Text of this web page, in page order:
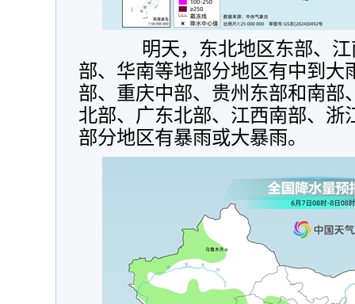
明天，东北地区东部、江
部、华南等地部分地区有中到大
部、重庆中部、贵州东部和南部
北部、广东北部、江西南部、浙
部分地区有暴雨或大暴雨。